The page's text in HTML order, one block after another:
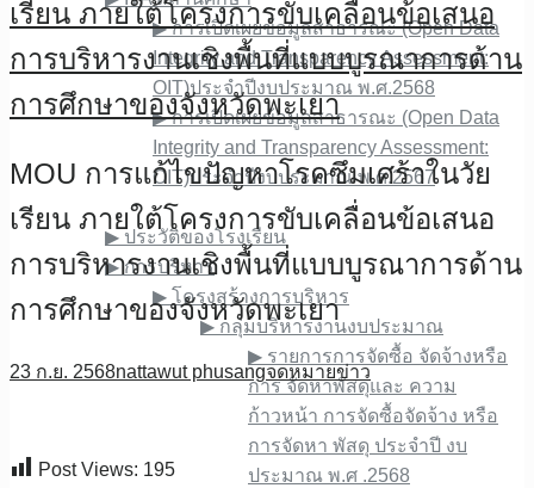
▶︎ การเปิดเผยข้อมูลสาธารณะ (Open Data
Integrity and Transparency Assessment:
OIT)ประจำปีงบประมาณ พ.ศ.2568
▶︎ การเปิดเผยข้อมูลสาธารณะ (Open Data
Integrity and Transparency Assessment:
OIT)ประจำปีงบประมาณ พ.ศ.2567
เกี่ยวกับเรา
▶︎ ประวัติของโรงเรียน
▶︎ การบริหาร
▶︎ โครงสร้างการบริหาร
▶︎ กลุ่มบริหารงานงบประมาณ
▶︎ รายการการจัดซื้อ จัดจ้างหรือ
การ จัดหาพัสดุและ ความ
ก้าวหน้า การจัดซื้อจัดจ้าง หรือ
การจัดหา พัสดุ ประจําปี งบ
ประมาณ พ.ศ .2568
เรียน ภายใต้โครงการขับเคลื่อนข้อเสนอ
การบริหารงานเชิงพื้นที่แบบบูรณาการด้าน
การศึกษาของจังหวัดพะเยา
MOU การแก้ไขปัญหาโรคซึมเศร้าในวัย
เรียน ภายใต้โครงการขับเคลื่อนข้อเสนอ
การบริหารงานเชิงพื้นที่แบบบูรณาการด้าน
การศึกษาของจังหวัดพะเยา
23 ก.ย. 2568nattawut phusangจดหมายข่าว
Post Views: 195